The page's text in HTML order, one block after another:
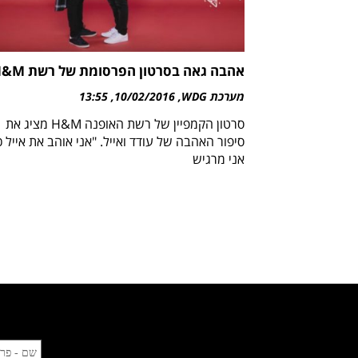
אהבה גאה בסרטון הפרסומת של רשת H&M
מערכת WDG 10/02/2016
13:55
סרטון הקמפיין של רשת האופנה H&M מציג את
סיפור האהבה של עודד ואייל. "אני אוהב את אייל
אני מרגיש